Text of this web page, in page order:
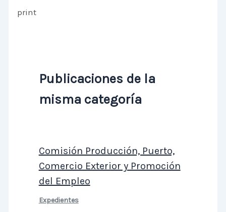
print
Publicaciones de la
misma categoría
Comisión Producción, Puerto,
Comercio Exterior y Promoción
del Empleo
Expedientes